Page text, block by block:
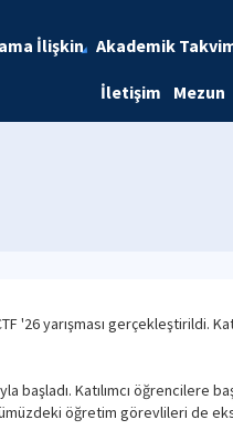
İlişkin Akademik
İletişim Mezun
'26 yarışması gerçekleştirildi.
başladı. Katılımcı öğrencilere
öğretim görevlileri de